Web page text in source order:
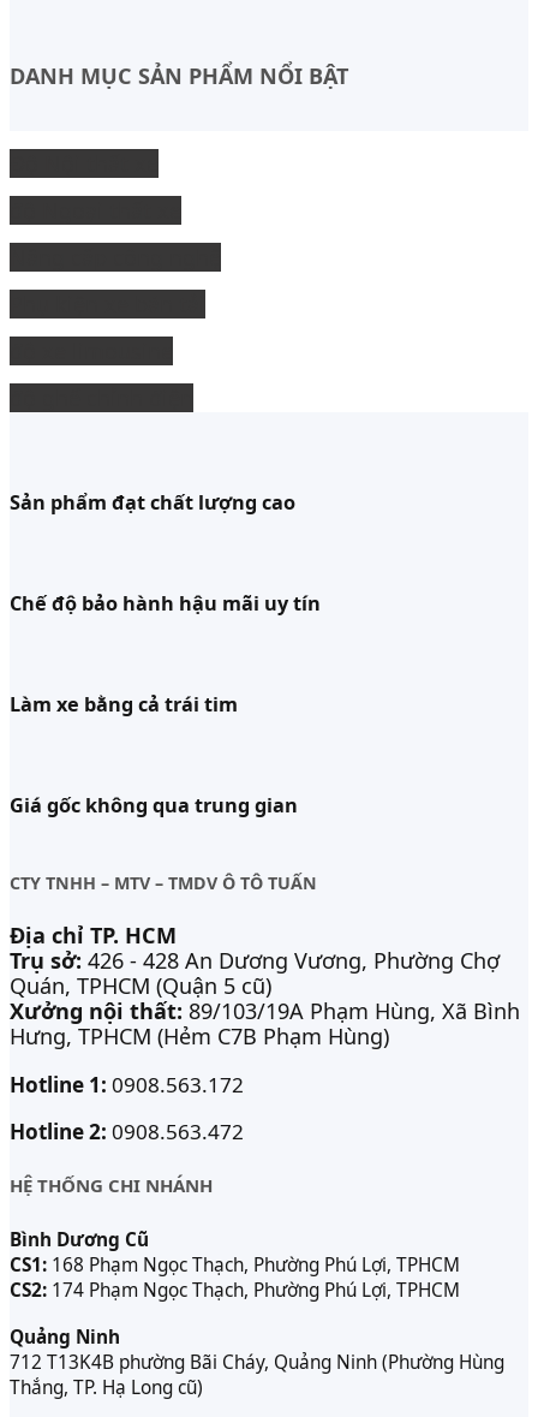
DANH MỤC SẢN PHẨM NỔI BẬT
Sản phẩm đạt chất lượng cao
Chế độ bảo hành hậu mãi uy tín
Làm xe bằng cả trái tim
Giá gốc không qua trung gian
CTY TNHH – MTV – TMDV Ô TÔ TUẤN
Địa chỉ TP. HCM
Trụ sở: 426 - 428 An Dương Vương, Phường Chợ
Quán, TPHCM (Quận 5 cũ)
Xưởng nội thất: 89/103/19A Phạm Hùng, Xã Bình
Hưng, TPHCM (Hẻm C7B Phạm Hùng)
Hotline 1: 0908.563.172
Hotline 2: 0908.563.472
HỆ THỐNG CHI NHÁNH
Bình Dương Cũ
CS1: 168 Phạm Ngọc Thạch, Phường Phú Lợi, TPHCM
CS2: 174 Phạm Ngọc Thạch, Phường Phú Lợi, TPHCM
Quảng Ninh
712 T13K4B phường Bãi Cháy, Quảng Ninh (Phường Hùng
Thắng, TP. Hạ Long cũ)